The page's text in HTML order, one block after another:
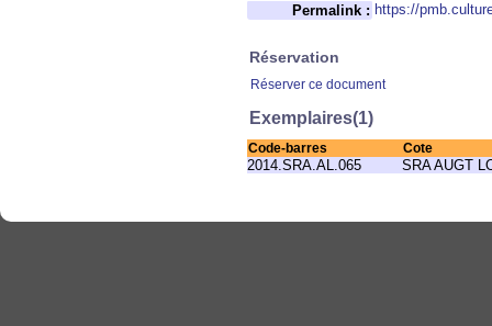
Permalink : https://
Réservation
Réserver ce document
Exemplaires(1)
Code-barres Cote
2014.SRA.AL.065 SRA AUGT